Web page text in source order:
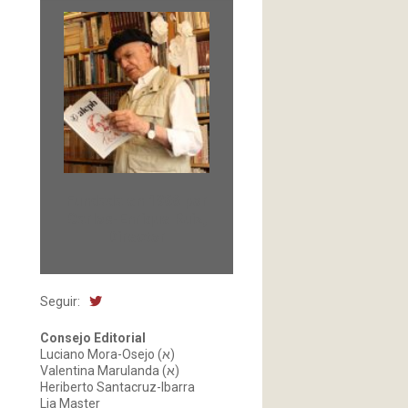
Seguir:
Consejo Editorial
Luciano Mora-Osejo (א)
Valentina Marulanda (א)
Heriberto Santacruz-Ibarra
Lia Master